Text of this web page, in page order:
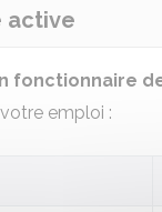
active
fonctionnaire
emploi :